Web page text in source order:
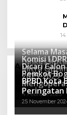
Advertorial
Selama
Dinkes
Kesehatan
16 Maret 2026
Komisi I
Mitra
27 Mei 2025
Dicari
2025-2029
15 April 2025
Pemkot
4 Februari 2025
BPBD
Peringatan
25 November